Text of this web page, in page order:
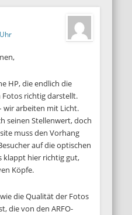
HP, die endlich die
richtig darstellt.
wir arbeiten mit Licht.
seinen Stellenwert, doch
muss den Vorhang
auf die optischen
klappt hier richtig gut,
Köpfe.
die Qualität der Fotos
die von den ARFO-